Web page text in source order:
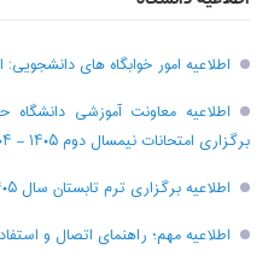
اطلاعیه امور خوابگاه های دانشجویی:
اطلاعیه معاونت آموزشی
برگزاری امتحانات نیمسال دوم ۱۴۰۵ – ۱۴۰۴
اطلاعیه برگزاری ترم تابستان سال ۱۴۰۵ دانشگاه حکیم سبزواری
اطلاعیه مهم؛ راهنمای اتصال و